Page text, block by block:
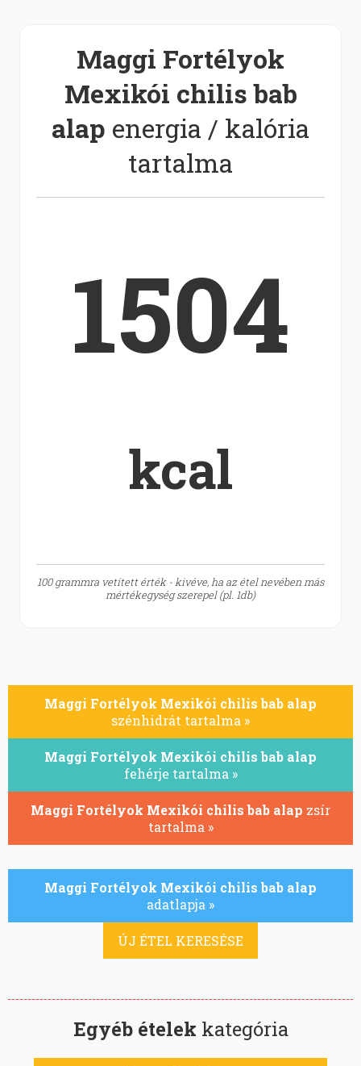
Maggi Fortélyok
Mexikói chilis bab
alap energia / kalória
tartalma
1504
kcal
100 grammra vetített érték - kivéve, ha az étel nevében más
mértékegység szerepel (pl. 1db)
Maggi Fortélyok Mexikói chilis bab alap
szénhidrát tartalma »
Maggi Fortélyok Mexikói chilis bab alap
fehérje tartalma »
Maggi Fortélyok Mexikói chilis bab alap zsír
tartalma »
Maggi Fortélyok Mexikói chilis bab alap
adatlapja »
ÚJ ÉTEL KERESÉSE
Egyéb ételek kategória